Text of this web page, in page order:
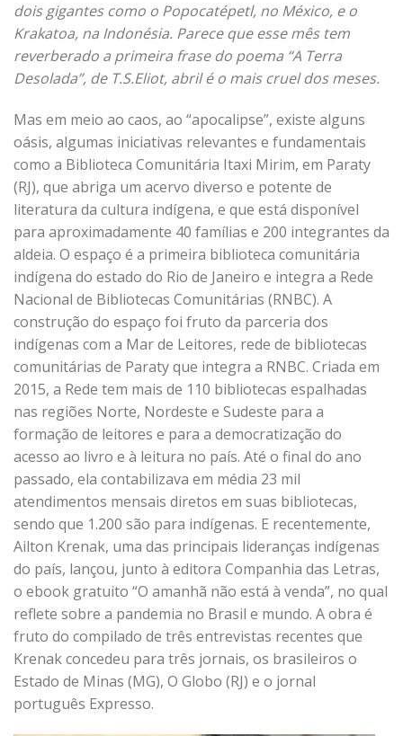
dois gigantes como o Popocatépetl, no México, e o
Krakatoa, na Indonésia. Parece que esse mês tem
reverberado a primeira frase do poema “A Terra
Desolada”, de T.S.Eliot, abril é o mais cruel dos meses.
Mas em meio ao caos, ao “apocalipse”, existe alguns
oásis, algumas iniciativas relevantes e fundamentais
como a Biblioteca Comunitária Itaxi Mirim, em Paraty
(RJ), que abriga um acervo diverso e potente de
literatura da cultura indígena, e que está disponível
para aproximadamente 40 famílias e 200 integrantes da
aldeia. O espaço é a primeira biblioteca comunitária
indígena do estado do Rio de Janeiro e integra a Rede
Nacional de Bibliotecas Comunitárias (RNBC). A
construção do espaço foi fruto da parceria dos
indígenas com a Mar de Leitores, rede de bibliotecas
comunitárias de Paraty que integra a RNBC. Criada em
2015, a Rede tem mais de 110 bibliotecas espalhadas
nas regiões Norte, Nordeste e Sudeste para a
formação de leitores e para a democratização do
acesso ao livro e à leitura no país. Até o final do ano
passado, ela contabilizava em média 23 mil
atendimentos mensais diretos em suas bibliotecas,
sendo que 1.200 são para indígenas. E recentemente,
Ailton Krenak, uma das principais lideranças indígenas
do país, lançou, junto à editora Companhia das Letras,
o ebook gratuito “O amanhã não está à venda”, no qual
reflete sobre a pandemia no Brasil e mundo. A obra é
fruto do compilado de três entrevistas recentes que
Krenak concedeu para três jornais, os brasileiros o
Estado de Minas (MG), O Globo (RJ) e o jornal
português Expresso.